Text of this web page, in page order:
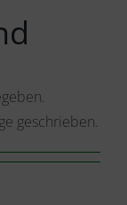
geschrieben.